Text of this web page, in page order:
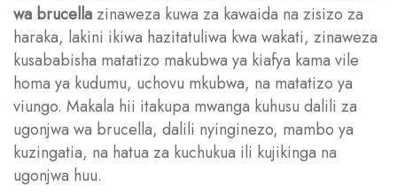
wa brucellazinaweza kuwa za kawaida na zisizo za
haraka, lakini ikiwa hazitatuliwa kwa wakati, zinaweza
kusababisha matatizo makubwa ya kiafya kama vile
homa ya kudumu, uchovu mkubwa, na matatizo ya
viungo. Makala hii itakupa mwanga kuhusu dalili za
ugonjwa wa brucella, dalili nyinginezo, mambo ya
kuzingatia, na hatua za kuchukua ili kujikinga na
ugonjwa huu.